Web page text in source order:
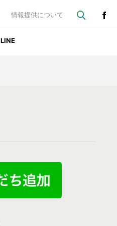
情報提供について
LINE